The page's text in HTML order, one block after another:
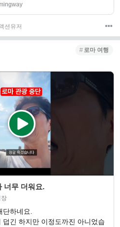
션유저
로마 여행
너무 더워요.
하네요.
덥긴 하지만 이정도까진 아니었습